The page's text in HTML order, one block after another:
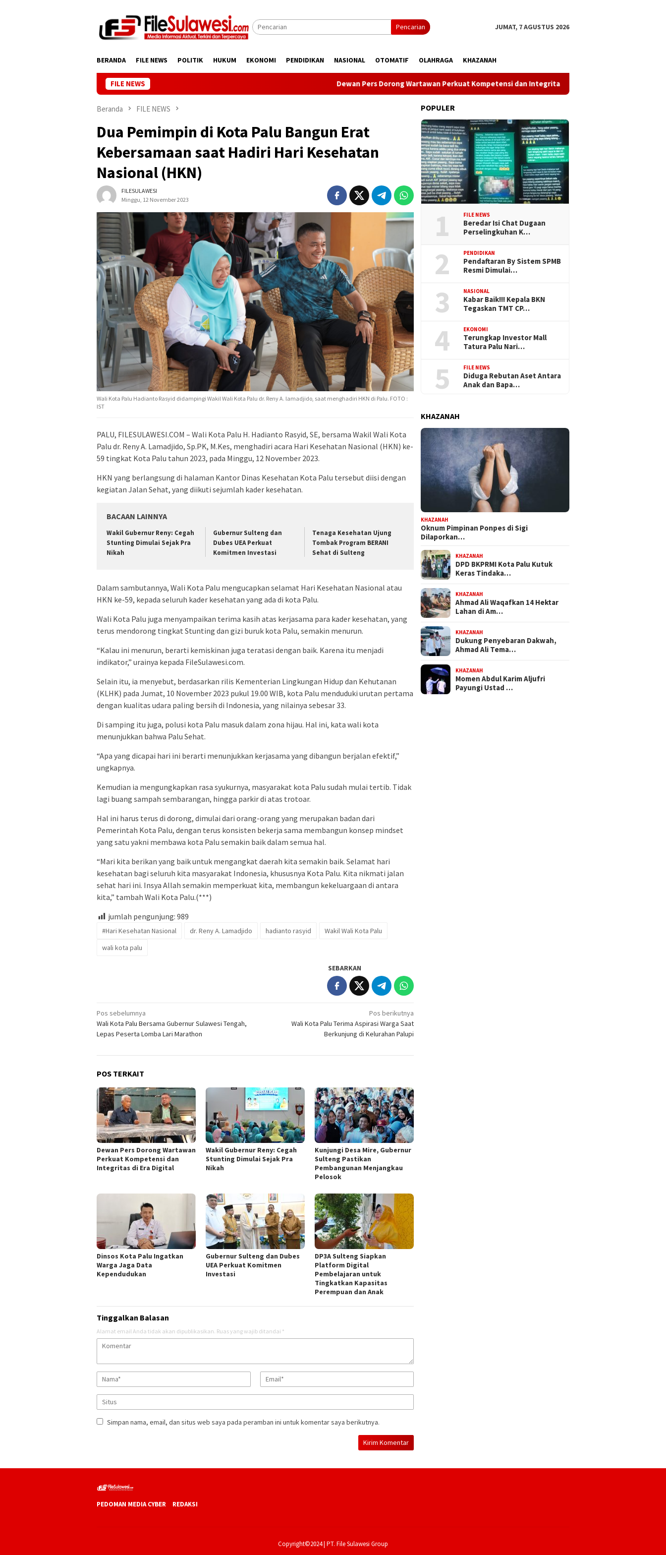
Pencarian JUMAT, 7 AGUSTUS 2026
BERANDA FILE NEWS POLITIK HUKUM EKONOMI PENDIDIKAN NASIONAL OTOMATIF OLAHRAGA KHAZANAH
FILE NEWS Dewan Pers Dorong Wartawan Perkuat Kompetensi dan Integritas di Era Digital
Beranda FILE NEWS
Dua Pemimpin di Kota Palu Bangun Erat
Kebersamaan saat Hadiri Hari Kesehatan
Nasional (HKN)
FILESULAWESI
Minggu, 12 November 2023
Wali Kota Palu Hadianto Rasyid didampingi Wakil Wali Kota Palu dr. Reny A. lamadjido, saat menghadiri HKN di Palu. FOTO :
IST
PALU, FILESULAWESI.COM – Wali Kota Palu H. Hadianto Rasyid, SE, bersama Wakil Wali Kota
Palu dr. Reny A. Lamadjido, Sp.PK, M.Kes, menghadiri acara Hari Kesehatan Nasional (HKN) ke-
59 tingkat Kota Palu tahun 2023, pada Minggu, 12 November 2023.
HKN yang berlangsung di halaman Kantor Dinas Kesehatan Kota Palu tersebut diisi dengan
kegiatan Jalan Sehat, yang diikuti sejumlah kader kesehatan.
BACAAN LAINNYA
Wakil Gubernur Reny: Cegah
Stunting Dimulai Sejak Pra
Nikah
Gubernur Sulteng dan
Dubes UEA Perkuat
Komitmen Investasi
Tenaga Kesehatan Ujung
Tombak Program BERANI
Sehat di Sulteng
Dalam sambutannya, Wali Kota Palu mengucapkan selamat Hari Kesehatan Nasional atau
HKN ke-59, kepada seluruh kader kesehatan yang ada di kota Palu.
Wali Kota Palu juga menyampaikan terima kasih atas kerjasama para kader kesehatan, yang
terus mendorong tingkat Stunting dan gizi buruk kota Palu, semakin menurun.
“Kalau ini menurun, berarti kemiskinan juga teratasi dengan baik. Karena itu menjadi
indikator,” urainya kepada FileSulawesi.com.
Selain itu, ia menyebut, berdasarkan rilis Kementerian Lingkungan Hidup dan Kehutanan
(KLHK) pada Jumat, 10 November 2023 pukul 19.00 WIB, kota Palu menduduki urutan pertama
dengan kualitas udara paling bersih di Indonesia, yang nilainya sebesar 33.
Di samping itu juga, polusi kota Palu masuk dalam zona hijau. Hal ini, kata wali kota
menunjukkan bahwa Palu Sehat.
“Apa yang dicapai hari ini berarti menunjukkan kerjasama yang dibangun berjalan efektif,”
ungkapnya.
Kemudian ia mengungkapkan rasa syukurnya, masyarakat kota Palu sudah mulai tertib. Tidak
lagi buang sampah sembarangan, hingga parkir di atas trotoar.
Hal ini harus terus di dorong, dimulai dari orang-orang yang merupakan badan dari
Pemerintah Kota Palu, dengan terus konsisten bekerja sama membangun konsep mindset
yang satu yakni membawa kota Palu semakin baik dalam semua hal.
“Mari kita berikan yang baik untuk mengangkat daerah kita semakin baik. Selamat hari
kesehatan bagi seluruh kita masyarakat Indonesia, khususnya Kota Palu. Kita nikmati jalan
sehat hari ini. Insya Allah semakin memperkuat kita, membangun kekeluargaan di antara
kita,” tambah Wali Kota Palu.(***)
jumlah pengunjung: 989
#Hari Kesehatan Nasional dr. Reny A. Lamadjido hadianto rasyid
Wakil Wali Kota Palu
wali kota palu
SEBARKAN
Navigasi
pos
Pos sebelumnya
Wali Kota Palu Bersama Gubernur Sulawesi Tengah,
Lepas Peserta Lomba Lari Marathon
Pos berikutnya
Wali Kota Palu Terima Aspirasi Warga Saat
Berkunjung di Kelurahan Palupi
POS TERKAIT
Dewan Pers Dorong Wartawan
Perkuat Kompetensi dan
Integritas di Era Digital
Wakil Gubernur Reny: Cegah
Stunting Dimulai Sejak Pra
Nikah
Kunjungi Desa Mire, Gubernur
Sulteng Pastikan
Pembangunan Menjangkau
Pelosok
Dinsos Kota Palu Ingatkan
Warga Jaga Data
Kependudukan
Gubernur Sulteng dan Dubes
UEA Perkuat Komitmen
Investasi
DP3A Sulteng Siapkan
Platform Digital
Pembelajaran untuk
Tingkatkan Kapasitas
Perempuan dan Anak
Tinggalkan Balasan
Alamat email Anda tidak akan dipublikasikan. Ruas yang wajib ditandai *
Simpan nama, email, dan situs web saya pada peramban ini untuk komentar saya berikutnya.
POPULER
1 FILE NEWS
Beredar Isi Chat Dugaan
Perselingkuhan K…
2 PENDIDIKAN
Pendaftaran By Sistem SPMB
Resmi Dimulai…
3 NASIONAL
Kabar Baik!!! Kepala BKN
Tegaskan TMT CP…
4 EKONOMI
Terungkap Investor Mall
Tatura Palu Nari…
5 FILE NEWS
Diduga Rebutan Aset Antara
Anak dan Bapa…
KHAZANAH
KHAZANAH
Oknum Pimpinan Ponpes di Sigi
Dilaporkan…
KHAZANAH
DPD BKPRMI Kota Palu Kutuk
Keras Tindaka…
KHAZANAH
Ahmad Ali Waqafkan 14 Hektar
Lahan di Am…
KHAZANAH
Dukung Penyebaran Dakwah,
Ahmad Ali Tema…
KHAZANAH
Momen Abdul Karim Aljufri
Payungi Ustad …
PEDOMAN MEDIA CYBER REDAKSI
Copyright©2024 | PT. File Sulawesi Group